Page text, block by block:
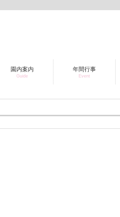
園内案内
Guide
年間行事
Event